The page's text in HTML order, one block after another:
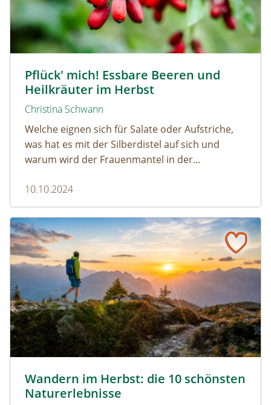
Pflück' mich! Essbare Beeren und
Heilkräuter im Herbst
Christina Schwann
Welche eignen sich für Salate oder Aufstriche,
was hat es mit der Silberdistel auf sich und
warum wird der Frauenmantel in der
10.10.2024
Wandern im Herbst: die 10 schönsten
Naturerlebnisse
Wandern im Herbst: die 10 schönsten Naturerlebnisse